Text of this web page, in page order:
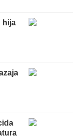
hija